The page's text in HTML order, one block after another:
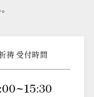
祷 受付時間